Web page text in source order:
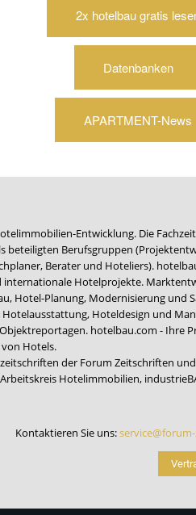
2x hotelbau gratis
Datenbanken
APARTMENT-News
Entwicklung. Die
beteiligten Berufsgruppen
Berater und Hoteliers).
Hotelprojekte.
Hotel-Planung, Modernisierung und
Hoteldesign und
hotelbau.com - Ihre
Hotels.
der Forum Zeitschriften
Arbeitskreis Hotelimmobilien,
Kontaktieren Sie uns: